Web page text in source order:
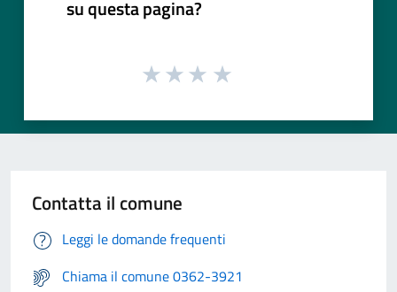
su questa pagina?
Contatta il comune
Leggi le domande frequenti
Chiama il comune 0362-3921